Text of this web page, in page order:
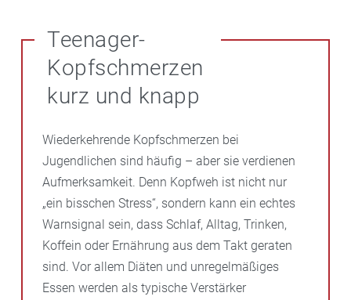
Teenager-
Kopfschmerzen
kurz und knapp
Wiederkehrende Kopfschmerzen bei
Jugendlichen sind häufig – aber sie verdienen
Aufmerksamkeit. Denn Kopfweh ist nicht nur
„ein bisschen Stress“, sondern kann ein echtes
Warnsignal sein, dass Schlaf, Alltag, Trinken,
Koffein oder Ernährung aus dem Takt geraten
sind. Vor allem Diäten und unregelmäßiges
Essen werden als typische Verstärker